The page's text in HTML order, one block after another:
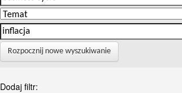
Rozpocznij nowe wyszukiwanie
Dodaj filtr: